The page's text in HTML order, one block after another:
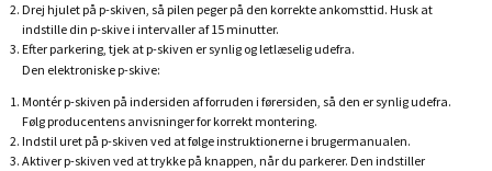
Drej hjulet på p-skiven, så pilen peger på den korrekte ankomsttid. Husk at
indstille din p-skive i intervaller af 15 minutter.
Efter parkering, tjek at p-skiven er synlig og letlæselig udefra.
Den elektroniske p-skive:
Montér p-skiven på indersiden af forruden i førersiden, så den er synlig udefra.
Følg producentens anvisninger for korrekt montering.
Indstil uret på p-skiven ved at følge instruktionerne i brugermanualen.
Aktiver p-skiven ved at trykke på knappen, når du parkerer. Den indstiller